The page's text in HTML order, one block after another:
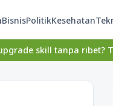
BisnisPolitikKesehatan
ribet? Temukan